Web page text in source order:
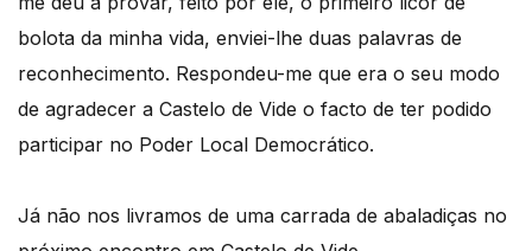
bolota da minha vida, enviei-lhe duas palavras de
reconhecimento. Respondeu-me que era o seu modo
de agradecer a Castelo de Vide o facto de ter podido
participar no Poder Local Democrático.
Já não nos livramos de uma carrada de abaladiças no